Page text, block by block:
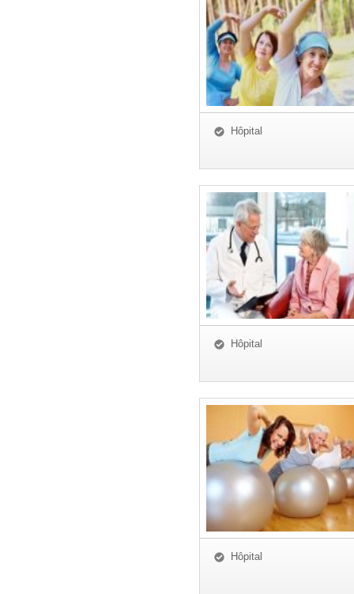
Hôpital
Hôpital
Hôpital